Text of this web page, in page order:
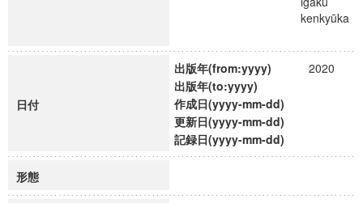
kenkyūka
日付
出版年(from:yyyy)
2020
出版年(to:yyyy)
作成日(yyyy-mm-dd)
更新日(yyyy-mm-dd)
記録日(yyyy-mm-dd)
形態